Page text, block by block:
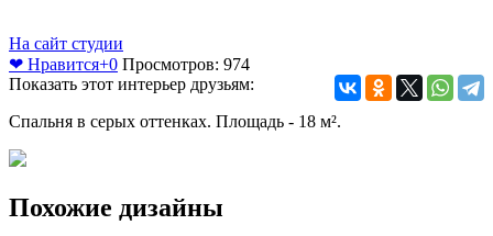
На сайт студии
❤ Нравится+0 Просмотров: 974
Показать этот интерьер друзьям:
Спальня в серых оттенках. Площадь - 18 м².
Похожие дизайны